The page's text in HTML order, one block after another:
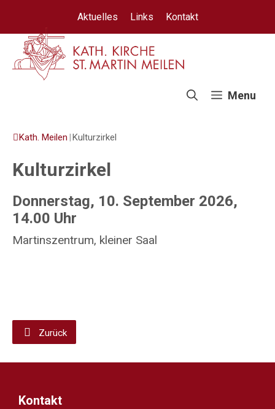
Inhalt
Aktuelles Links Kontakt
Menu
Kath. Meilen |Kulturzirkel
Kulturzirkel
Donnerstag, 10. September 2026,
14.00 Uhr
Martinszentrum, kleiner Saal
Zurück
Kontakt